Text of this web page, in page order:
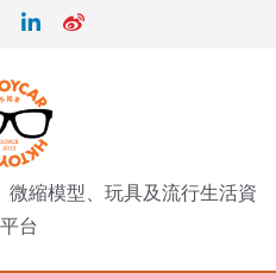
縮模型、玩具及流行生活資
台